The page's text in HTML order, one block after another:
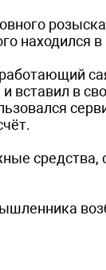
находился в
вставил в
средства,